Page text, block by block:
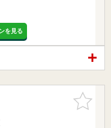
を見る
お気に入
りに追加